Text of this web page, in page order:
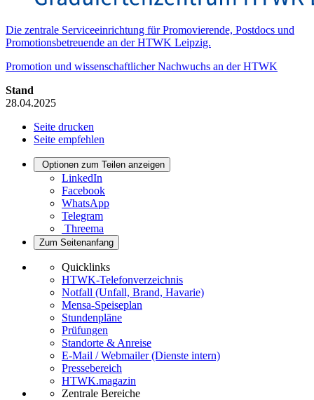
Die zentrale Serviceeinrichtung für Promovierende, Postdocs und
Promotionsbetreuende an der HTWK Leipzig.
Promotion und wissenschaftlicher Nachwuchs an der HTWK
Stand
28.04.2025
Seite drucken
Seite empfehlen
Optionen zum Teilen anzeigen
LinkedIn
Facebook
WhatsApp
Telegram
Threema
Zum Seitenanfang
Quicklinks
HTWK-Telefonverzeichnis
Notfall (Unfall, Brand, Havarie)
Mensa-Speiseplan
Stundenpläne
Prüfungen
Standorte & Anreise
E-Mail / Webmailer (Dienste intern)
Pressebereich
HTWK.magazin
Zentrale Bereiche